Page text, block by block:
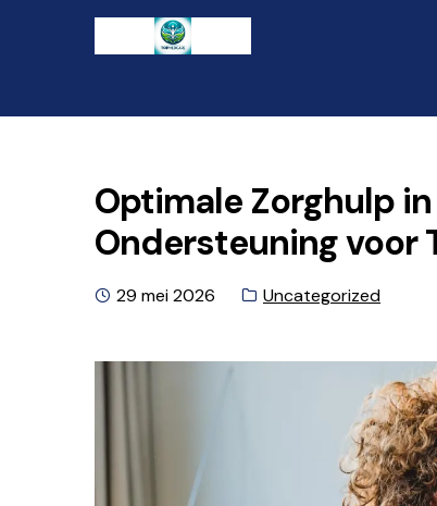
Optimale Zorghulp
Ondersteuning voor
Geplaatst
29 mei 2026 Categorie:
Uncategorized